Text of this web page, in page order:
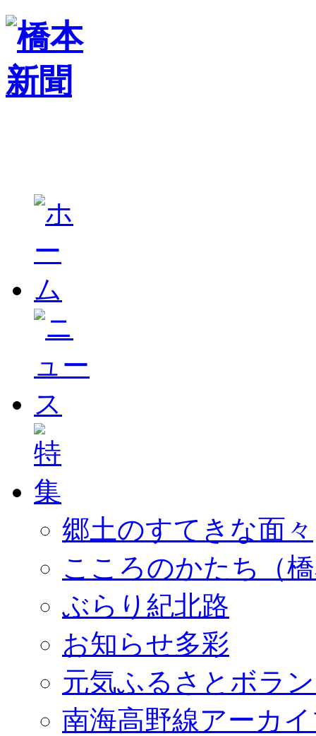
郷土のすてきな面々
こころのかたち（
ぶらり紀北路
お知らせ多彩
元気ふるさとボラ
南海高野線アーカ